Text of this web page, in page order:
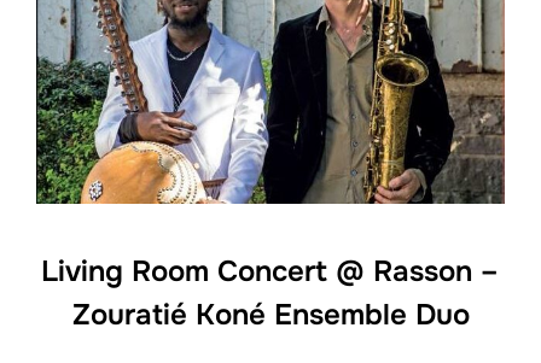
Living Room Concert @ Rasson –
Zouratié Koné Ensemble Duo